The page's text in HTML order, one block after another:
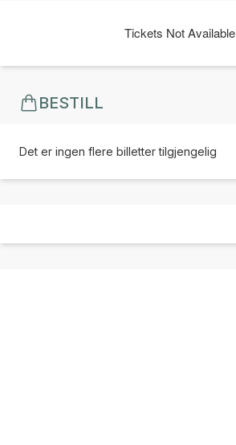
Tickets Not Available
BESTILL
Det er ingen flere billetter tilgjengelig